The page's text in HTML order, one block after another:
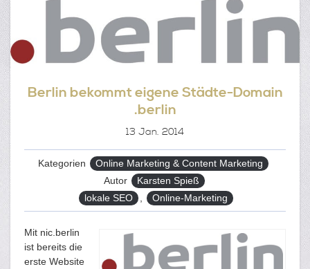
NEUEN
TOP
LEVEL
DOMAINS
Berlin bekommt eigene Städte-Domain
.berlin
13 Jan. 2014
Kategorien
Online Marketing & Content Marketing
Autor
Karsten Spieß
Tags
lokale SEO Online-Marketing
Mit nic.berlin
ist bereits die
erste Website